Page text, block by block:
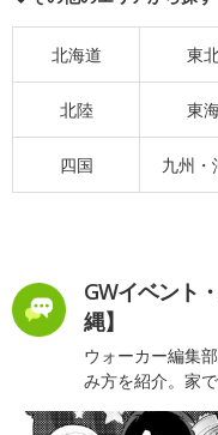
北海道 東
北陸 東
四国 九州・
GWイベント
縄】
ウォーカー編集
み方を紹介。家